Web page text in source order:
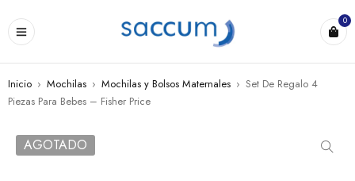
0
Inicio › Mochilas › Mochilas y Bolsos Maternales › Set De Regalo 4
Piezas Para Bebes – Fisher Price
AGOTADO